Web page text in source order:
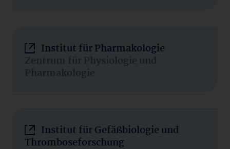
Institut für Pharmakologie
Zentrum für Physiologie und
Pharmakologie
Institut für Gefäßbiologie und
Thromboseforschung